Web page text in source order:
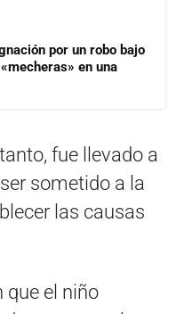
por un robo bajo
en una
fue llevado a
sometido a la
las causas
que el niño